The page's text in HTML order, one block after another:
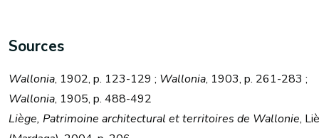
Sources
Wallonia, 1902, p. 123-129 ; Wallonia, 1903, p. 261-283 ;
Wallonia, 1905, p. 488-492
Liège, Patrimoine architectural et territoires de Wallonie,